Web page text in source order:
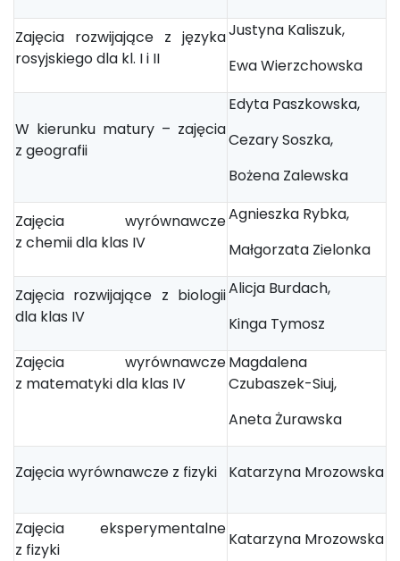
Zajęcia rozwijające z języka
rosyjskiego dla kl. I i II
Justyna Kaliszuk,
Ewa Wierzchowska
W kierunku matury – zajęcia
z geografii
Edyta Paszkowska,
Cezary Soszka,
Bożena Zalewska
Zajęcia wyrównawcze
z chemii dla klas IV
Agnieszka Rybka,
Małgorzata Zielonka
Zajęcia rozwijające z biologii
dla klas IV
Alicja Burdach,
Kinga Tymosz
Zajęcia wyrównawcze
z matematyki dla klas IV
Magdalena
Czubaszek-Siuj,
Aneta Żurawska
Zajęcia wyrównawcze z fizyki Katarzyna Mrozowska
Zajęcia eksperymentalne
z fizyki
Katarzyna Mrozowska